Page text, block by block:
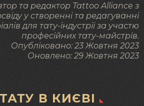
та редактор Tattoo Alliance з
у створенні та редагуванні
для тату-індустрії за участю
професійних тату-майстрів.
Опубліковано:23 Жовтня 2023
Оновлено: 29 Жовтня 2023
В КИЄВІ